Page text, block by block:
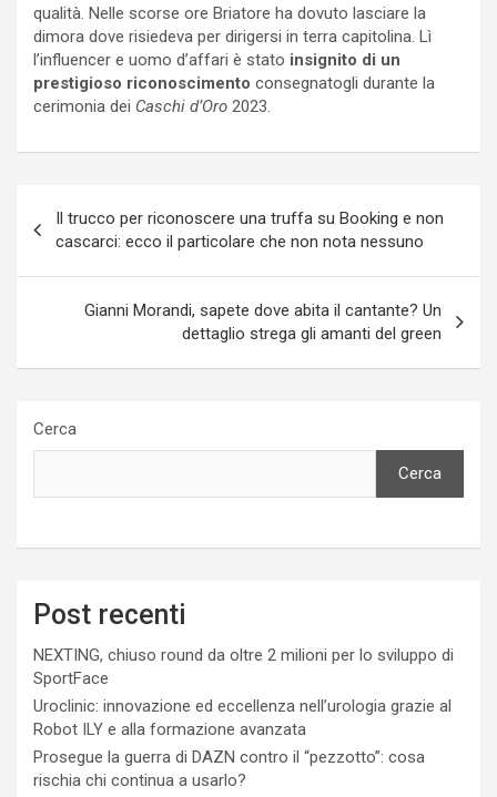
qualità. Nelle scorse ore Briatore ha dovuto lasciare la
dimora dove risiedeva per dirigersi in terra capitolina. Lì
l’influencer e uomo d’affari è stato insignito di un
prestigioso riconoscimento consegnatogli durante la
cerimonia dei Caschi d’Oro 2023.
articoli
Il trucco per riconoscere una truffa su Booking e non
cascarci: ecco il particolare che non nota nessuno
Gianni Morandi, sapete dove abita il cantante? Un
dettaglio strega gli amanti del green
Cerca
Cerca
Post recenti
NEXTING, chiuso round da oltre 2 milioni per lo sviluppo di
SportFace
Uroclinic: innovazione ed eccellenza nell’urologia grazie al
Robot ILY e alla formazione avanzata
Prosegue la guerra di DAZN contro il “pezzotto”: cosa
rischia chi continua a usarlo?